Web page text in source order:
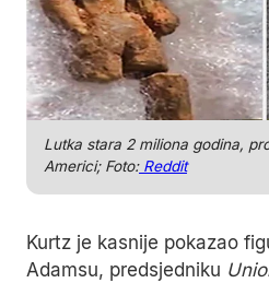
Lutka stara 2 miliona godina,
Americi; Foto:Reddit
Kurtz je kasnije pokazao
Adamsu, predsjedniku